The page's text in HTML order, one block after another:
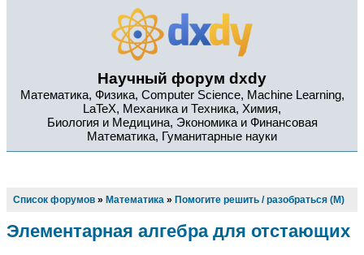
Научный форум dxdy
Математика, Физика, Computer Science, Machine Learning,
LaTeX, Механика и Техника, Химия,
Биология и Медицина, Экономика и Финансовая
Математика, Гуманитарные науки
Список форумов » Математика » Помогите решить / разобраться (М)
Элементарная алгебра для отстающих